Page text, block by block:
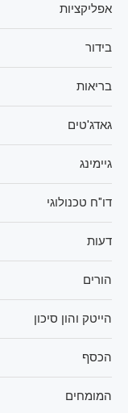
אפליקציות
בידור
בריאות
גאדג'טים
גיימינג
דו"ח טכנולוגי
דעות
הורים
הייטק והון סיכון
הכסף
המומחים